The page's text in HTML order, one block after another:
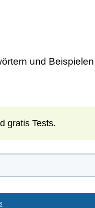
und
gratis Tests.